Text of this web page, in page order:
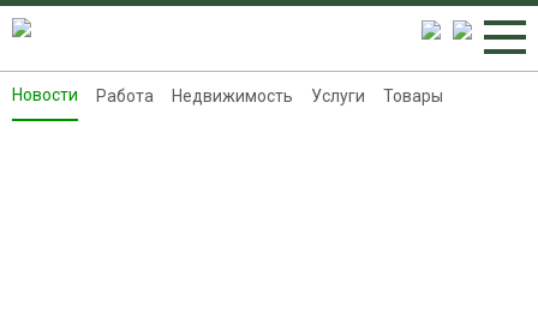
Новости
Новости Работа Недвижимость Услуги Товары